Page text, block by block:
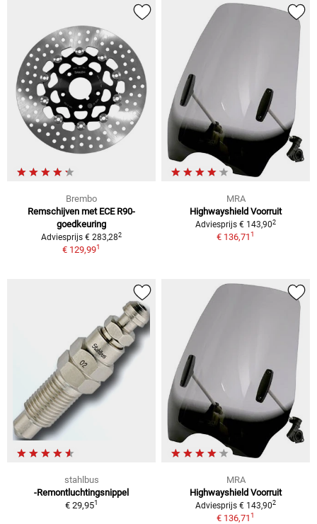
Brembo
Remschijven met ECE R90-
goedkeuring
Adviesprijs € 283,282
€ 129,991
MRA
Highwayshield Voorruit
Adviesprijs € 143,902
€ 136,711
stahlbus
-Remontluchtingsnippel
€ 29,951
MRA
Highwayshield Voorruit
Adviesprijs € 143,902
€ 136,711